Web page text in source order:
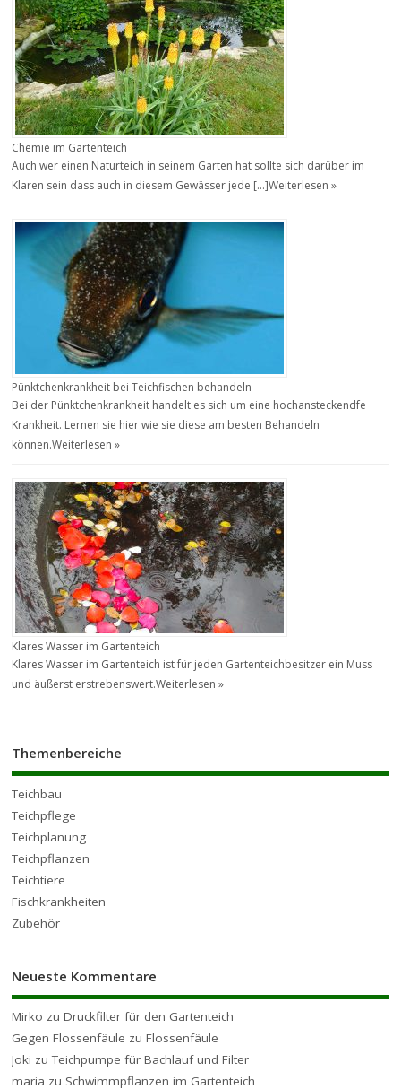
Chemie im Gartenteich
Auch wer einen Naturteich in seinem Garten hat sollte sich darüber im
Klaren sein dass auch in diesem Gewässer jede […]Weiterlesen »
Pünktchenkrankheit bei Teichfischen behandeln
Bei der Pünktchenkrankheit handelt es sich um eine hochansteckendfe
Krankheit. Lernen sie hier wie sie diese am besten Behandeln
können.Weiterlesen »
Klares Wasser im Gartenteich
Klares Wasser im Gartenteich ist für jeden Gartenteichbesitzer ein Muss
und äußerst erstrebenswert.Weiterlesen »
Themenbereiche
Teichbau
Teichpflege
Teichplanung
Teichpflanzen
Teichtiere
Fischkrankheiten
Zubehör
Neueste Kommentare
Mirko zuDruckfilter für den Gartenteich
Gegen Flossenfäule zuFlossenfäule
Joki zuTeichpumpe für Bachlauf und Filter
maria zu Schwimmpflanzen im Gartenteich